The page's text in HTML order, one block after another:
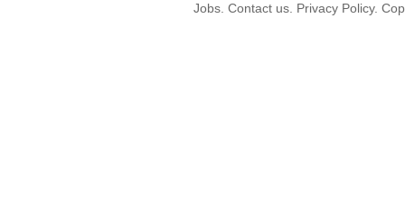
Jobs. Contact us. Privacy Policy.